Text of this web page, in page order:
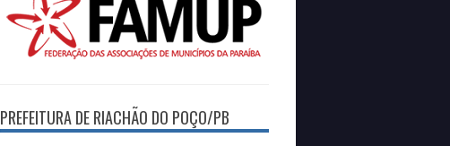
PREFEITURA DE RIACHÃO DO POÇO/PB